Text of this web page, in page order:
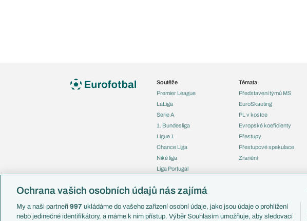
Soutěže
Premier League
LaLiga
Serie A
1. Bundesliga
Ligue 1
Chance Liga
Niké liga
Liga Portugal
Liga mistrů
Témata
Představení týmů MS
EuroSkauting
PL v kostce
Evropské koeficienty
Přestupy
Přestupové spekulace
Zranění
Ochrana vašich osobních údajů nás zajímá
My a naši partneři 997 ukládáme do vašeho zařízení osobní údaje, jako jsou údaje o prohlížení
nebo jedinečné identifikátory, a máme k nim přístup. Výběr Souhlasím umožňuje, aby sledovací